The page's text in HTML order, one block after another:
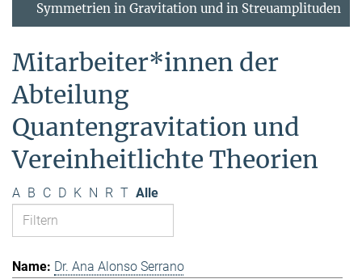
Symmetrien in Gravitation und in Streuamplituden
Mitarbeiter*innen der
Abteilung
Quantengravitation und
Vereinheitlichte Theorien
A B C D K N R T Alle
Dr. Ana Alonso Serrano